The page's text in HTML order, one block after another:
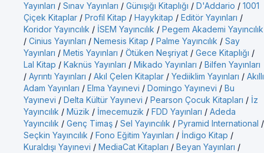
Yayınları / Sınav Yayınları / Günışığı Kitaplığı / D'Addario / 1001
Çiçek Kitaplar / Profil Kitap / Hayykitap / Editör Yayınları /
Koridor Yayıncılık / İSEM Yayıncılık / Pegem Akademi Yayıncılık
/ Cinius Yayınları / Nemesis Kitap / Palme Yayıncılık / Say
Yayınları / Metis Yayınları / Ötüken Neşriyat / Gece Kitaplığı /
Lal Kitap / Kaknüs Yayınları / Mikado Yayınları / Bilfen Yayınları
/ Ayrıntı Yayınları / Akıl Çelen Kitaplar / Yediiklim Yayınları / Akıllı
Adam Yayınları / Elma Yayınevi / Domingo Yayınevi / Bu
Yayınevi / Delta Kültür Yayınevi / Pearson Çocuk Kitapları / İz
Yayıncılık / Müzik / İmecemuzik / FDD Yayınları / Adeda
Yayıncılık / Genç Timaş / Sel Yayıncılık / Pyramid International /
Seçkin Yayıncılık / Fono Eğitim Yayınları / İndigo Kitap /
Kuraldışı Yayınevi / MediaCat Kitapları / Beyan Yayınları /